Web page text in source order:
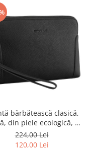
bărbătească clasică,
din piele ecologică, cu
- Rovicky PTR-R-SDR-
01-1631 BLACK
224,00 Lei
120,00 Lei